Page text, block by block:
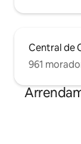
Central de
961